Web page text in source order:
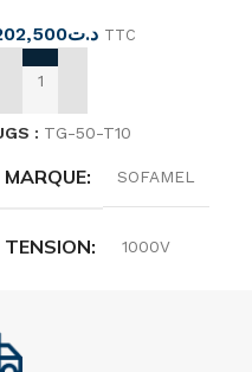
د.ت TTC
AJOUTER AU PANIER
: TG-50-T10
MARQUE SOFAMEL
TENSION 1000V